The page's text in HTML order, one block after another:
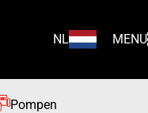
NL MENU
Pompen